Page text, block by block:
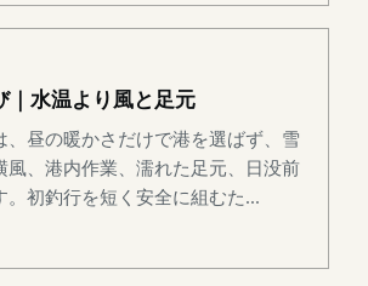
｜水温より風と足元
、昼の暖かさだけで港を選ばず、雪
風、港内作業、濡れた足元、日没前
。初釣行を短く安全に組むた...